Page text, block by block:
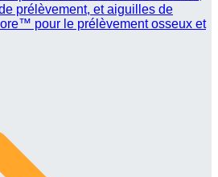
prélèvement, et aiguilles de
pour le prélèvement osseux et